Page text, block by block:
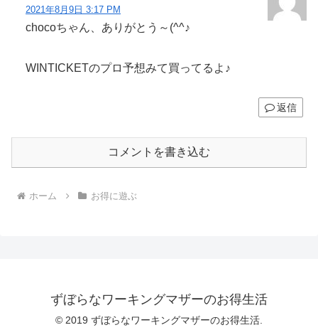
2021年8月9日 3:17 PM
chocoちゃん、ありがとう～(^^♪
WINTICKETのプロ予想みて買ってるよ♪
返信
コメントを書き込む
ホーム お得に遊ぶ
ずぼらなワーキングマザーのお得生活
© 2019 ずぼらなワーキングマザーのお得生活.